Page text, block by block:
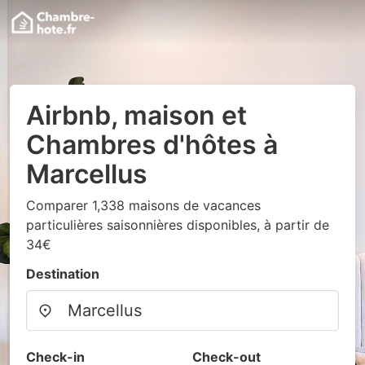
Airbnb, maison et
Chambres d'hôtes à
Marcellus
Comparer 1,338 maisons de vacances
particulières saisonnières disponibles, à partir de
34€
Destination
Check-in Check-out